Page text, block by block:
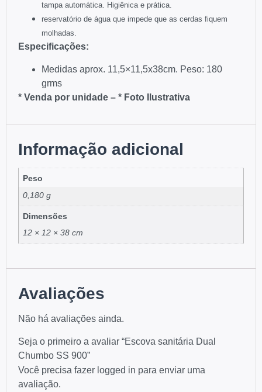
tampa automática. Higiênica e prática.
reservatório de água que impede que as cerdas fiquem
molhadas.
Especificações:
Medidas aprox. 11,5×11,5x38cm. Peso: 180
grms
* Venda por unidade – * Foto Ilustrativa
Informação adicional
Peso
0,180 g
Dimensões
12 × 12 × 38 cm
Avaliações
Não há avaliações ainda.
Seja o primeiro a avaliar “Escova sanitária Dual
Chumbo SS 900”
Você precisa fazer logged in para enviar uma
avaliação.